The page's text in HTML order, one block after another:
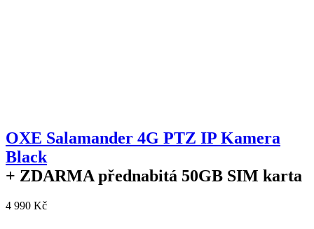
OXE Salamander 4G PTZ IP Kamera
Black
+ ZDARMApřednabitá 50GB SIM karta
4 990 Kč